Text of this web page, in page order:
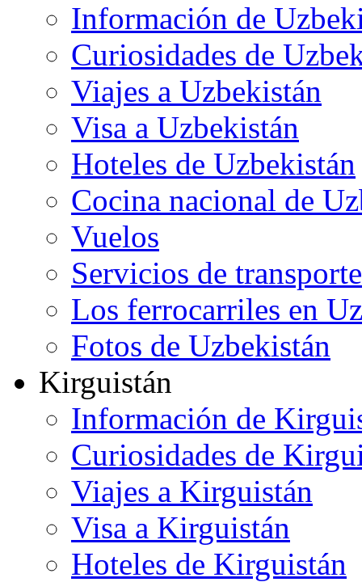
Información de
Curiosidades de
Viajes a Uzbekistán
Visa a Uzbekistán
Hoteles de Uzbekistán
Cocina nacional de
Vuelos
Servicios de transporte
Los ferrocarriles en
Fotos de Uzbekistán
Kirguistán
Información de
Curiosidades de
Viajes a Kirguistán
Visa a Kirguistán
Hoteles de Kirguistán